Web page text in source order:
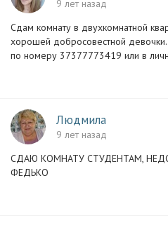
9 лет назад
Сдам комнату в двухкомнатной
хорошей добросовестной
по номеру 37377773419 или в
Людмила
9 лет назад
СДАЮ КОМНАТУ СТУДЕНТАМ,
ФЕДЬКО